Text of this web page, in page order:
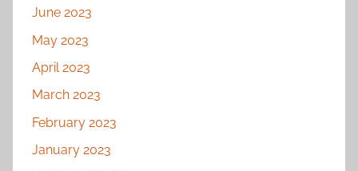
June 2023
May 2023
April 2023
March 2023
February 2023
January 2023